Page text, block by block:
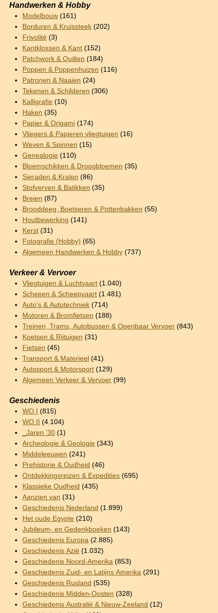
Handwerken & Hobby
Modelbouw (161)
Borduren & Kruissteek (202)
Frivolité (3)
Kantklossen & Kant (152)
Patchwork & Quilten (184)
Poppen & Poppenhuizen (116)
Patronen & Naaien (24)
Tekenen & Schilderen (306)
Kalligrafie (10)
Haken (35)
Papier & Origami (174)
Vliegers & Papieren vliegtuigen (16)
Weven & Spinnen (15)
Genealogie (110)
Bloemschikken & Droogbloemen (35)
Sieraden & Kralen (86)
Stofverven & Batikken (35)
Breien (87)
Brooddeeg, Boetseren & Pottenbakken (55)
Houtbewerking (141)
Kerst (31)
Fotografie (Hobby) (65)
Algemeen Handwerken & Hobby (737)
Verkeer & Vervoer
Vliegtuigen & Luchtvaart (1.040)
Schepen & Scheepvaart (1.481)
Auto's & Autotechniek (714)
Motoren & Bromfietsen (188)
Treinen, Trams, Autobussen & Openbaar Vervoer (843)
Koetsen & Rijtuigen (31)
Fietsen (45)
Transport & Materieel (41)
Autosport & Motorsport (129)
Algemeen Verkeer & Vervoer (99)
Geschiedenis
WO I (815)
WO II (4.104)
_Jaren '30 (1)
Archeologie & Geologie (343)
Middeleeuwen (241)
Prehistorie & Oudheid (46)
Ontdekkingsreizen & Expedities (695)
Klassieke Oudheid (435)
Aanzien van (31)
Geschiedenis Nederland (1.899)
Het oude Egypte (210)
Jubileum- en Gedenkboeken (143)
Geschiedenis Europa (2.885)
Geschiedenis Azië (1.032)
Geschiedenis Noord-Amerika (853)
Geschiedenis Zuid- en Latijns Amerika (291)
Geschiedenis Rusland (535)
Geschiedenis Midden-Oosten (328)
Geschiedenis Australië & Nieuw-Zeeland (12)